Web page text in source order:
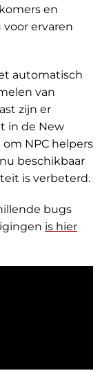
en
ervaren
automatisch
van
zijn er
in de New
NPC helpers
beschikbaar
is verbeterd.
bugs
is hier